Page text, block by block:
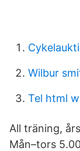
Wilbur
Tel html
All träning,
Mån–tors